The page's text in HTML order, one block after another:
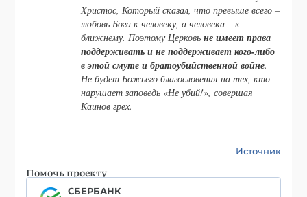
Христос, Который сказал, что превыше всего –
любовь Бога к человеку, а человека – к
ближнему. Поэтому Церковь не имеет права
поддерживать и не поддерживает кого-либо
в этой смуте и братоубийственной войне.
Не будет Божьего благословения на тех, кто
нарушает заповедь «Не убий!», совершая
Каинов грех.
Источник
Помочь проекту
СБЕРБАНК